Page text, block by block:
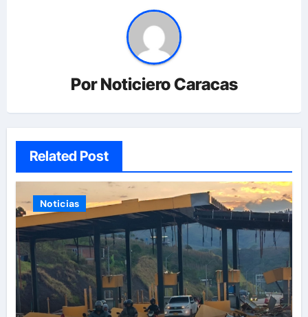
PorNoticiero Caracas
Related Post
Noticias